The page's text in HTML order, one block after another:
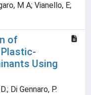
M A; Vianello, E;
of
Using
Di Gennaro, P.